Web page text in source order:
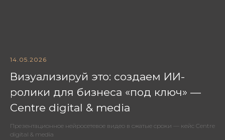
14.05.2026
Визуализируй это: создаем ИИ-
ролики для бизнеса «под ключ» —
Centre digital & media
Презентационное нейросетевое видео в сжатые сроки — кейс Centre
digital & media